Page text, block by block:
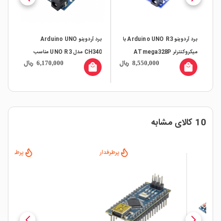
برد آردوینو Arduino UNO R3 با
میکروکنترلر ATmega328P
8,550,000 ریال local_mall
برد آردوینو Arduino UNO
CH340 مدل UNO R3 مناسب
پروژه‌های آموزشی، رباتیک و IoT
6,170,000 ریال local_mall
10 کالای مشابه
پرطرفدار پرطرفدار